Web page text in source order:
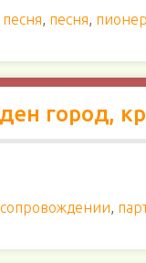
песня, песня,
город,
сопровождении,